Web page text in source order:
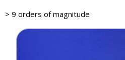
> 9 orders of magnitude